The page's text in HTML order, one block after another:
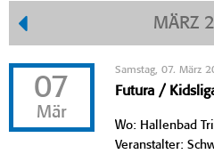
MÄRZ
07
Mär
Samstag, 07. März
Futura /
Wo: Hallenbad
Veranstalter: